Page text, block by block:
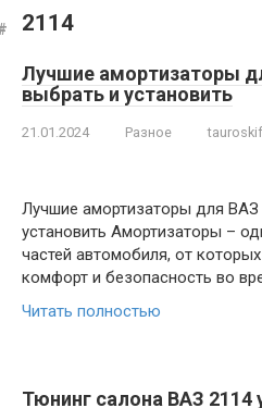
2114
Лучшие амортизаторы
выбрать и установить
21.01.2024 Разное
Лучшие амортизаторы для ВАЗ
установить Амортизаторы –
частей автомобиля, от
комфорт и безопасность во
Читать полностью
Тюнинг салона ВАЗ 2114